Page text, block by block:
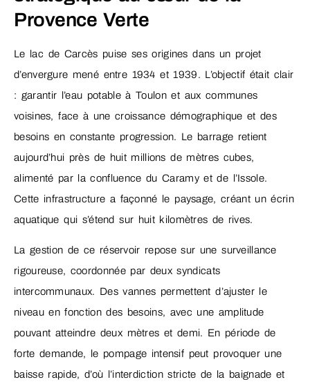
Provence Verte
Le lac de Carcès puise ses origines dans un projet
d’envergure mené entre 1934 et 1939. L’objectif était clair
: garantir l’eau potable à Toulon et aux communes
voisines, face à une croissance démographique et des
besoins en constante progression. Le barrage retient
aujourd’hui près de huit millions de mètres cubes,
alimenté par la confluence du Caramy et de l’Issole.
Cette infrastructure a façonné le paysage, créant un écrin
aquatique qui s’étend sur huit kilomètres de rives.
La gestion de ce réservoir repose sur une surveillance
rigoureuse, coordonnée par deux syndicats
intercommunaux. Des vannes permettent d’ajuster le
niveau en fonction des besoins, avec une amplitude
pouvant atteindre deux mètres et demi. En période de
forte demande, le pompage intensif peut provoquer une
baisse rapide, d’où l’interdiction stricte de la baignade et